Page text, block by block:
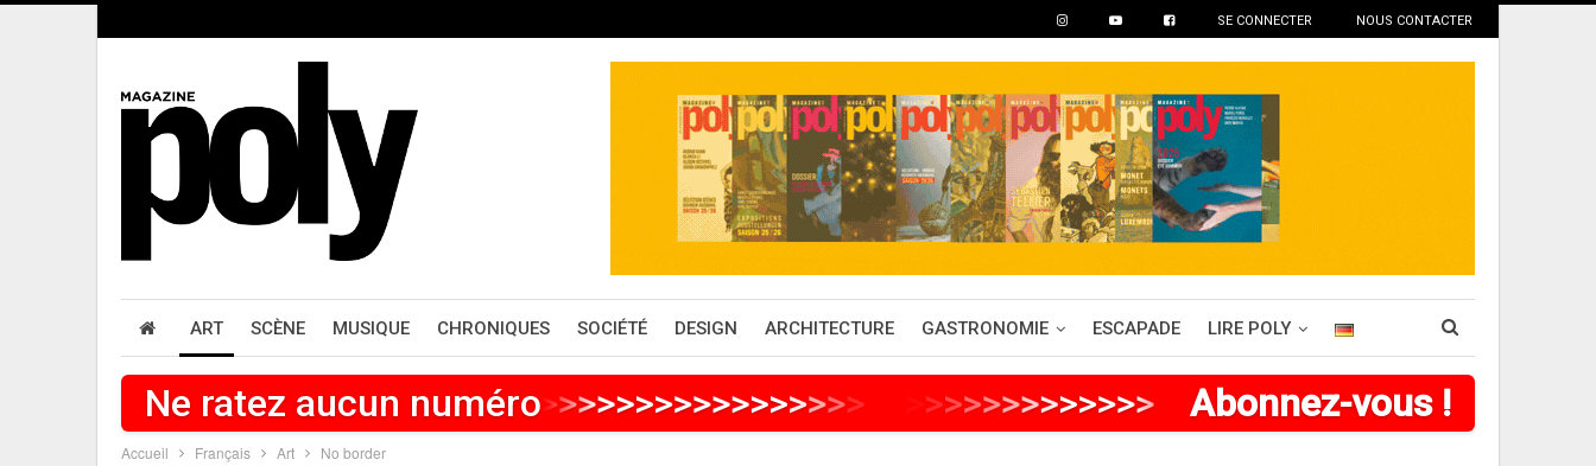
SE CONNECTER NOUS CONTACTER
ART SCÈNE MUSIQUE CHRONIQUES SOCIÉTÉ DESIGN ARCHITECTURE GASTRONOMIE ESCAPADE LIRE POLY
Ne ratez aucun numéro>>>>>>>>>>>>>>>>> >>>>>>>> >>> Abonnez-vous !
Accueil Français Art No border